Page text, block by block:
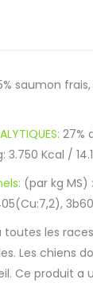
saumon
27%
Kcal /
(par kg MS)
les
Les chiens
Ce produit a